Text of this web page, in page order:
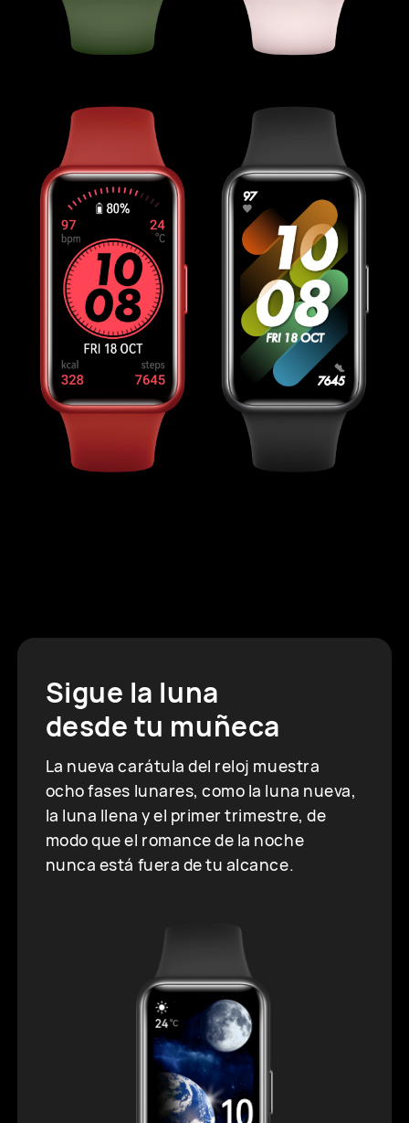
Sigue la luna
desde tu muñeca
La nueva carátula del reloj muestra
ocho fases lunares, como la luna nueva,
la luna llena y el primer trimestre, de
modo que el romance de la noche
nunca está fuera de tu alcance.